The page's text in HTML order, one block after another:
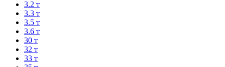
3.2 т
3.3 т
3.5 т
3.6 т
30 т
32 т
33 т